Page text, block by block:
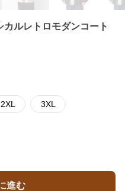
ルレトロモダンコート
2XL 3XL
進む